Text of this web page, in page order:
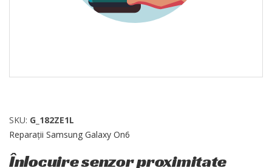
SKU: G_182ZE1L
Reparații Samsung Galaxy On6
Înlocuire senzor proximitate